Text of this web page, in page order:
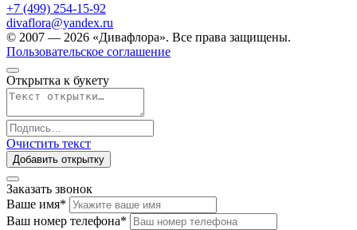
+7 (499) 254-15-92
divaflora@yandex.ru
© 2007 — 2026 «Дивафлора». Все права защищены.
Пользовательское соглашение
Открытка к букету
Очистить текст
Добавить открытку
Заказать звонок
Ваше имя*
Ваш номер телефона*